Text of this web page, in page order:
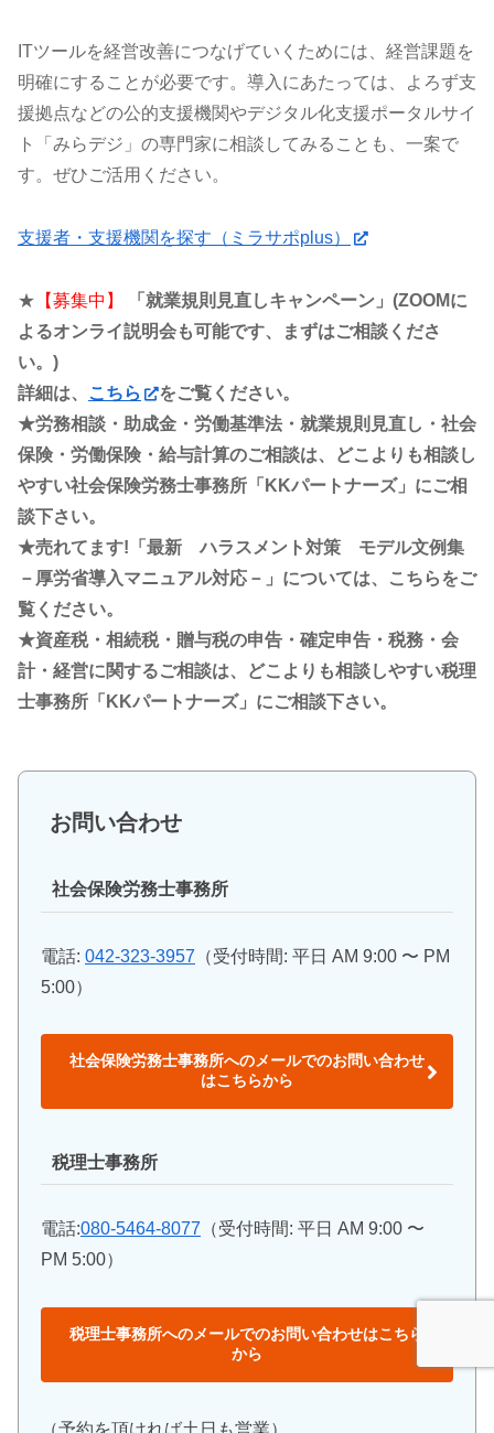
ITツールを経営改善につなげていくためには、経営課題を
明確にすることが必要です。導入にあたっては、よろず支
援拠点などの公的支援機関やデジタル化支援ポータルサイ
ト「みらデジ」の専門家に相談してみることも、一案で
す。ぜひご活用ください。
支援者・支援機関を探す（ミラサポplus）
★ 【募集中】
「就業規則見直しキャンペーン」(ZOOMに
よるオンライ説明会も可能です、まずはご相談くださ
い。)
詳細は、
こちら
をご覧ください。
★労務相談・助成金・労働基準法・就業規則見直し・社会
保険・労働保険・給与計算のご相談は、どこよりも相談し
やすい社会保険労務士事務所「KKパートナーズ」にご相
談下さい。
★売れてます!「最新 ハラスメント対策 モデル文例集
－厚労省導入マニュアル対応－」については、こちらをご
覧ください。
★資産税・相続税・贈与税の申告・確定申告・税務・会
計・経営に関するご相談は、どこよりも相談しやすい税理
士事務所「KKパートナーズ」にご相談下さい。
お問い合わせ
社会保険労務士事務所
電話: 042-323-3957 （受付時間: 平日 AM 9:00 〜 PM
5:00）
社会保険労務士事務所へのメールでのお問い合わせ
はこちらから
税理士事務所
電話:080-5464-8077 （受付時間: 平日 AM 9:00 〜
PM 5:00）
税理士事務所へのメールでのお問い合わせはこちら
から
（予約を頂ければ土日も営業）